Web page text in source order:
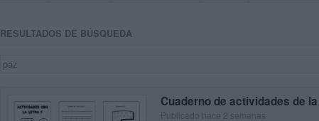
RESULTADOS DE BÚSQUEDA
Cuaderno de actividades de